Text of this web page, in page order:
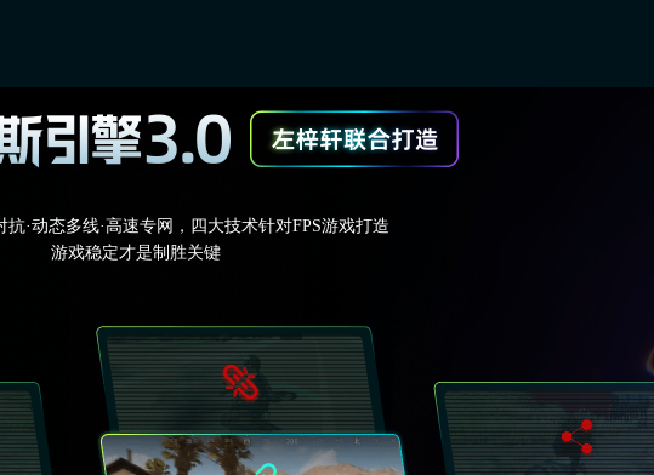
抗·动态多线·高速专网，四大技术针对FPS游戏打造
游戏稳定才是制胜关键